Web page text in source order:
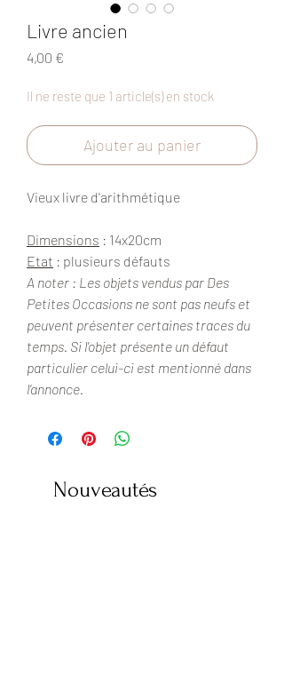
Livre ancien
4,00 €
Il ne reste que 1 article(s) en stock
Ajouter au panier
Vieux livre d'arithmétique
Dimensions : 14x20cm
Etat : plusieurs défauts
A noter : Les objets vendus par Des
Petites Occasions ne sont pas neufs et
peuvent présenter certaines traces du
temps. Si l'objet présente un défaut
particulier celui-ci est mentionné dans
l’annonce.
Nouveautés